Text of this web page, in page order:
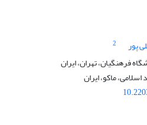
پور
2
فرهنگیان، تهران، ایران
ماکو، ایران